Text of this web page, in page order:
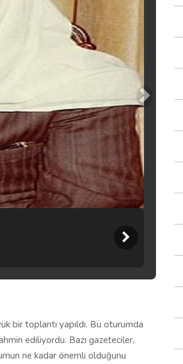
bir toplantı yapıldı. Bu oturumda
ediliyordu. Bazı gazeteciler,
ne kadar önemli olduğunu